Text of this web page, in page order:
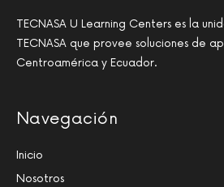
TECNASA U Learning Centers es la
TECNASA que provee soluciones de
Centroamérica y Ecuador.
Navegación
Inicio
Nosotros